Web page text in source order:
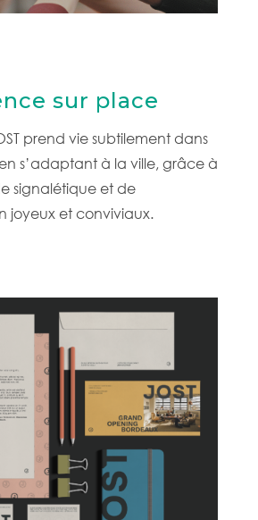
sur place
prend vie subtilement dans
s’adaptant à la ville, grâce à
signalétique et de
joyeux et conviviaux.